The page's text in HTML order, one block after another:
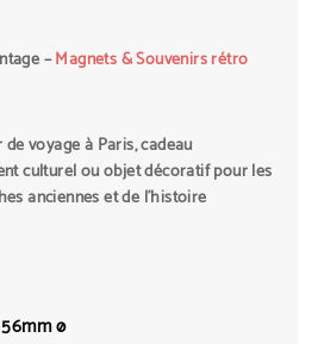
–Magnets & Souvenirs rétro
voyage à Paris, cadeau
culturel ou objet décoratif pour les
anciennes et de l’histoire
ø